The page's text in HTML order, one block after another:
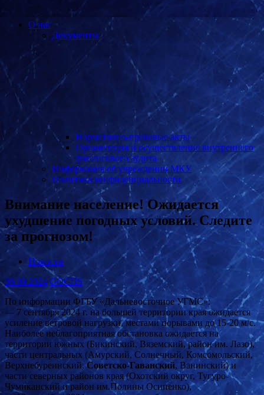
О нас
Документы
Нормативно-правовые акты
Организация и осуществление внутреннего
финансового аудита
Информация об учреждении МКУ
Политика конфиденциальности
Внимание население! Ожидается
ухудшение погодных условий. Следите
за прогнозом!
Новости
06.09.2024 GOCHS
По информации ФГБУ «Дальневосточное УГМС»:
— 7 сентября 2024 г. на большей территории края ожидается
усиление ветровой нагрузки, местами порывами до 15-20 м/с.
Наиболее неблагоприятная обстановка ожидается на
территории южных (Бикинский, Вяземский, район им. Лазо),
части центральных (Амурский, Солнечный, Комсомольский,
Верхнебуреинский,Советско-Гаванский, Ванинский) и
части северных районов края (Охотский округ, Тугуро-
Чумиканский и район им.Полины Осипенко),